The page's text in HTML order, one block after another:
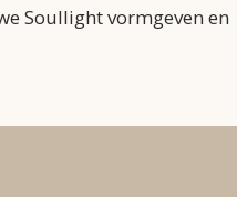
Soullight vormgeven en